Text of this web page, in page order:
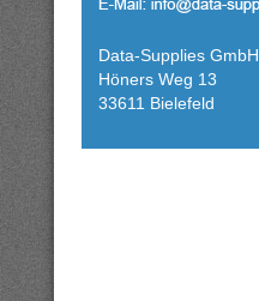
Data-Supplies GmbH
Höners Weg 13
33611 Bielefeld